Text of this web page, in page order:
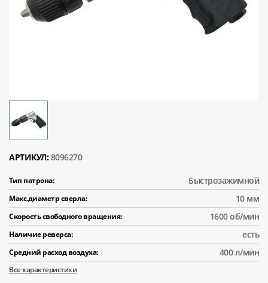
АРТИКУЛ: 8096270
Тип патрона: Быстрозажимной
Макс.диаметр сверла: 10 мм
Скорость свободного вращения: 1600 об/мин
Наличие реверса: есть
Средний расход воздуха: 400 л/мин
Все характеристики